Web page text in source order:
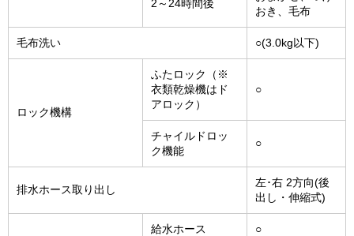
2～24時間後
おき、毛布
毛布洗い ○(3.0kg以下)
ロック機構
ふたロック（※
衣類乾燥機はド
アロック）
○
チャイルドロッ
ク機能
○
排水ホース取り出し
左･右 2方向(後
出し・伸縮式)
給水ホース ○